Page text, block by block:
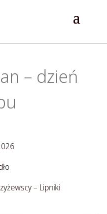
– dzień
– Lipniki